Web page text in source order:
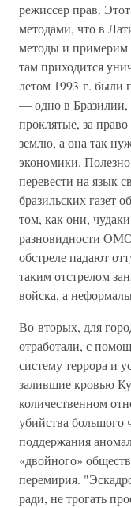
режиссер прав.
методами, что в
методы и примерим
там приходится
летом 1993 г. были
— одно в Бразилии,
проклятые, за
землю, а она так
экономики.
перевести на язык
бразильских газет
том, как они,
разновидности
обстреле падают
таким отстрелом
войска, а
Во-вторых, для
отработали, с
систему террора и
залившие кровью
количественном
убийства большого
поддержания
«двойного»
перемирия.
ради, не трогать